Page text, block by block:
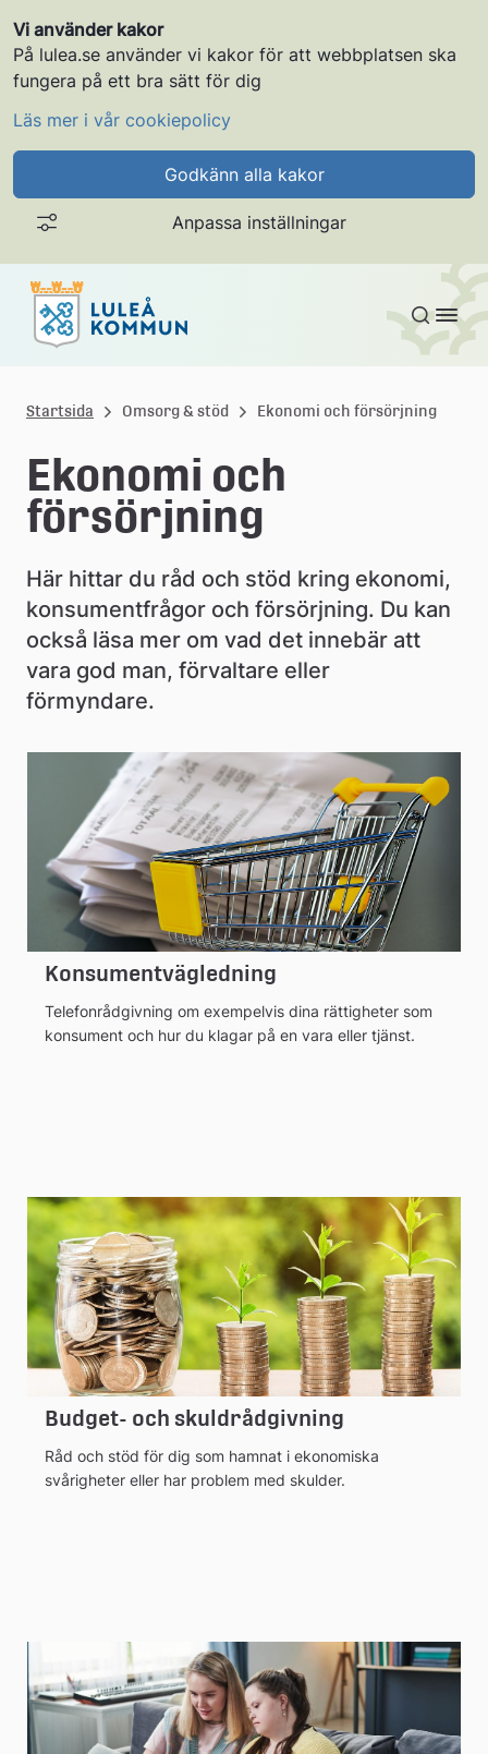
Vi använder kakor
På lulea.se använder vi kakor för att webbplatsen ska
fungera på ett bra sätt för dig
Läs mer i vår cookiepolicy
Godkänn alla kakor
Anpassa inställningar
Gå till innehållet
u
l
e
å
k
o
m
m
u
Startsida Omsorg & stöd Ekonomi och försörjning
Ekonomi och
försörjning
Här hittar du råd och stöd kring ekonomi,
konsumentfrågor och försörjning. Du kan
också läsa mer om vad det innebär att
vara god man, förvaltare eller
förmyndare.
Konsumentvägledning
Telefonrådgivning om exempelvis dina rättigheter som
konsument och hur du klagar på en vara eller tjänst.
Budget- och skuldrådgivning
Råd och stöd för dig som hamnat i ekonomiska
svårigheter eller har problem med skulder.